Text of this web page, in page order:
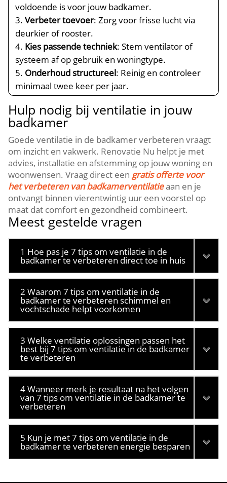
voldoende is voor jouw badkamer.​
Verbeter toevoer: Zorg voor frisse lucht via
deurkier of rooster.​
Kies passende techniek: Stem ventilator of
systeem af op gebruik en woningtype.​
Onderhoud structureel: Reinig en controleer
minimaal twee keer per jaar.​
Hulp nodig bij ventilatie in jouw
badkamer
Goede ventilatie in de badkamer verbeteren vraagt
om inzicht en vakwerk.​ Renovatie Nu helpt je met
advies, installatie en afstemming op jouw woning en
woonwensen.​ Vraag direct eengratis offerte voor
het verbeteren van badkamerventilatieaan en je
ontvangt binnen vierentwintig uur een voorstel op
maat dat comfort en gezondheid combineert.​
Meest gestelde vragen
1 Hoe pas je 7 tips om ventilatie in de
badkamer te verbeteren direct toe in huis
2 Waarom 7 tips om ventilatie in de
badkamer te verbeteren schimmel en
vochtschade helpt voorkomen
3 Welke ventilatie oplossingen passen het
best bij 7 tips om ventilatie in de badkamer
te verbeteren
4 Wanneer merk je resultaat na het volgen
van 7 tips om ventilatie in de badkamer te
verbeteren
5 Kun je met 7 tips om ventilatie in de
badkamer te verbeteren energie besparen